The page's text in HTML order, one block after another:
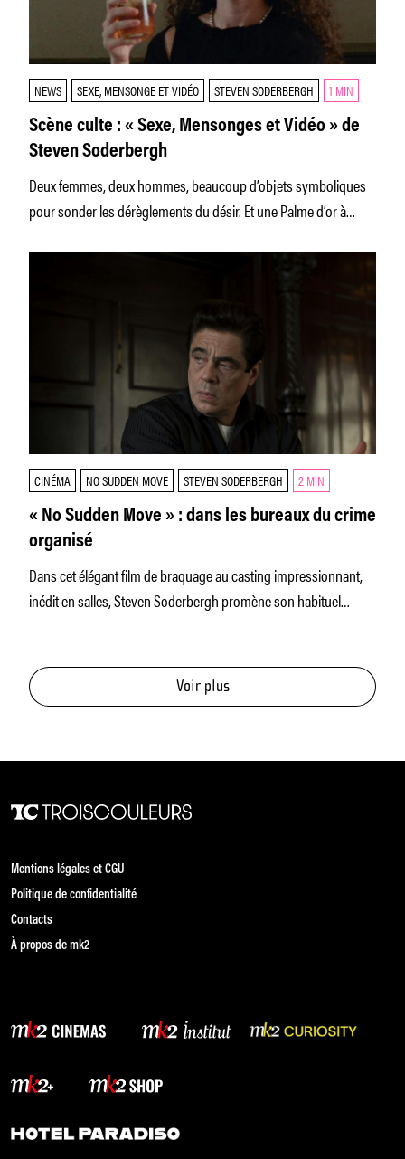
NEWS SEXE, MENSONGE ET VIDÉO STEVEN SODERBERGH 1 MIN
Scène culte : « Sexe, Mensonges et Vidéo » de
Steven Soderbergh
Deux femmes, deux hommes, beaucoup d’objets symboliques
pour sonder les dérèglements du désir. Et une Palme d’or à
CINÉMA NO SUDDEN MOVE STEVEN SODERBERGH 2 MIN
« No Sudden Move » : dans les bureaux du crime
organisé
Dans cet élégant film de braquage au casting impressionnant,
inédit en salles, Steven Soderbergh promène son habituel
Voir plus
Mentions légales et CGU
Politique de confidentialité
Contacts
À propos de mk2